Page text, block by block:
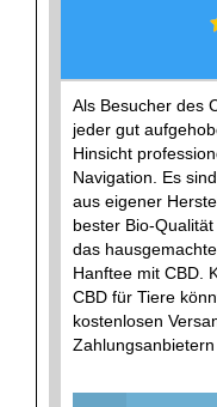
Als Besucher des
jeder gut
Hinsicht
Navigation. Es
aus eigener
bester Bio-
das
Hanftee mit CBD.
CBD für Tiere
kostenlosen